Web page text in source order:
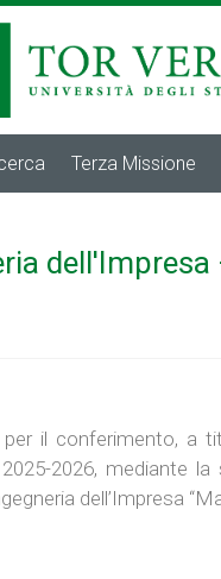
Terza Missione
il conferimento, a
2025-2026,
dell’Impresa